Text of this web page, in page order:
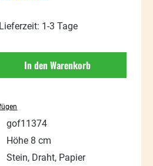
1-3 Tage
Gib den gewünschten
In den Warenkorb
gof11374
Höhe 8 cm
Stein, Draht, Papier